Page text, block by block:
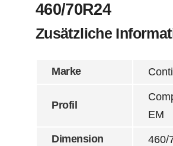
460/70R24
Zusätzliche
Marke
Profil
EM
Dimension 460/